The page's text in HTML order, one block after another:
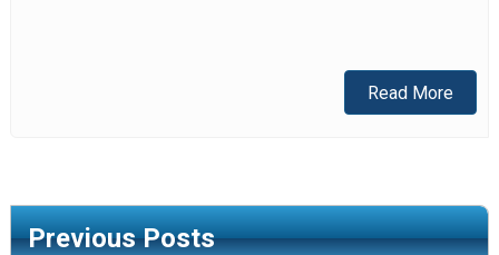
Read More
Previous Posts